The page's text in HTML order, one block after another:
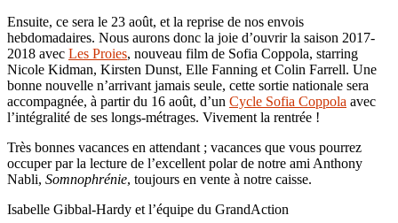
Ensuite, ce sera le 23 août, et la reprise de nos envois
hebdomadaires. Nous aurons donc la joie d’ouvrir la saison 2017-
2018 avec Les Proies, nouveau film de Sofia Coppola, starring
Nicole Kidman, Kirsten Dunst, Elle Fanning et Colin Farrell. Une
bonne nouvelle n’arrivant jamais seule, cette sortie nationale sera
accompagnée, à partir du 16 août, d’un Cycle Sofia Coppola avec
l’intégralité de ses longs-métrages. Vivement la rentrée !
Très bonnes vacances en attendant ; vacances que vous pourrez
occuper par la lecture de l’excellent polar de notre ami Anthony
Nabli, Somnophrénie, toujours en vente à notre caisse.
Isabelle Gibbal-Hardy et l’équipe du GrandAction